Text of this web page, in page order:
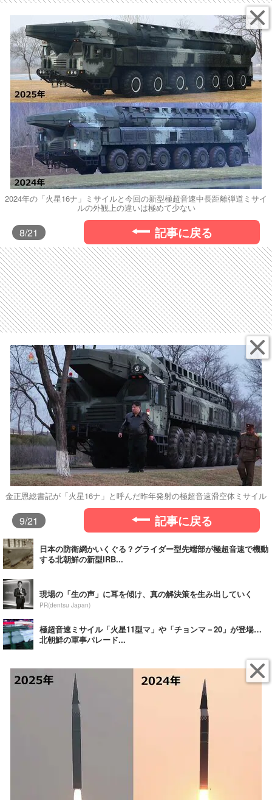
2024年の「火星16ナ」ミサイルと今回の新型極超音速中長距離弾道ミサイ
ルの外観上の違いは極めて少ない
8/21 記事に戻る
金正恩総書記が「火星16ナ」と呼んだ昨年発射の極超音速滑空体ミサイル
9/21 記事に戻る
日本の防衛網かいくぐる？グライダー型先端部が極超音速で機動
する北朝鮮の新型IRB...
現場の「生の声」に耳を傾け、真の解決策を生み出していく
PR(dentsu Japan)
極超音速ミサイル「火星11型マ」や「チョンマ－20」が登場…
北朝鮮の軍事パレード...